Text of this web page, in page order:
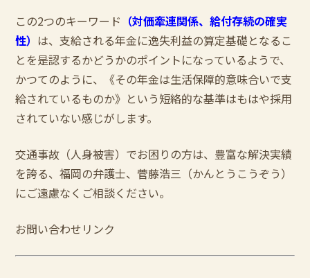
この2つのキーワード （対価牽連関係、給付存続の確実
性） は、支給される年金に逸失利益の算定基礎となるこ
とを是認するかどうかのポイントになっているようで、
かつてのように、《その年金は生活保障的意味合いで支
給されているものか》という短絡的な基準はもはや採用
されていない感じがします。
交通事故（人身被害）でお困りの方は、豊富な解決実績
を誇る、福岡の弁護士、菅藤浩三（かんとうこうぞう）
にご遠慮なくご相談ください。
お問い合わせリンク